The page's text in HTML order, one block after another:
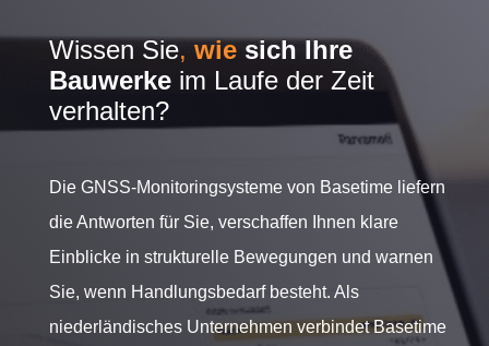
Wissen Sie,wiesich Ihre
Bauwerkeim Laufe der Zeit
verhalten?
Die GNSS-Monitoringsysteme von Basetime liefern
die Antworten für Sie, verschaffen Ihnen klare
Einblicke in strukturelle Bewegungen und warnen
Sie, wenn Handlungsbedarf besteht. Als
niederländisches Unternehmen verbindet Basetime